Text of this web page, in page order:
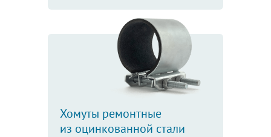
Хомуты ремонтные
из оцинкованной стали